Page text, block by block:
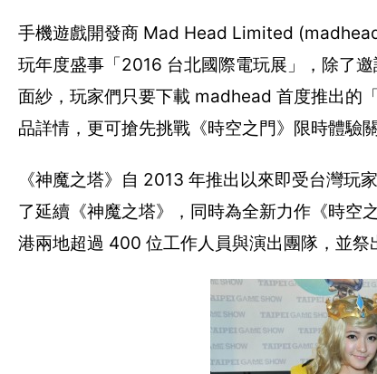
手機遊戲開發商 Mad Head Limited
玩年度盛事「2016 台北國際電玩展」，除了
面紗，玩家們只要下載 madhead 首度推出的
品詳情，更可搶先挑戰《時空之門》限時體驗關
《神魔之塔》自 2013 年推出以來即受台灣
了延續《神魔之塔》，同時為全新力作《時
港兩地超過 400 位工作人員與演出團隊，並祭